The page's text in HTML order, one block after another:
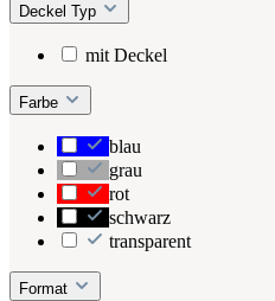
Deckel Typ
mit Deckel
Farbe
blau
grau
rot
schwarz
transparent
Format